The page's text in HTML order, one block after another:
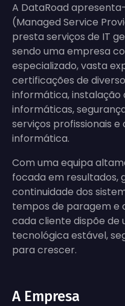
A DataRoad
(Managed Service
presta serviços de IT
sendo uma empresa
especializado, vasta
certificações de
informática, instalação
informáticas,
serviços profissionais
informática.
Com uma equipa
focada em resultados,
continuidade dos
tempos de paragem e
cada cliente dispõe de
tecnológica estável,
para crescer.
A Empresa